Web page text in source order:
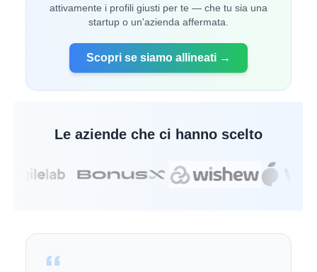
attivamente i profili giusti per te — che tu sia una
startup o un'azienda affermata.
Scopri se siamo allineati →
Le aziende che ci hanno scelto